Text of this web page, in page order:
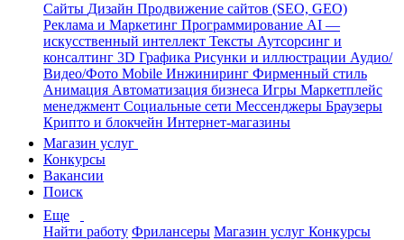
Сайты Дизайн Продвижение сайтов (SEO, GEO)
Реклама и Маркетинг Программирование AI —
искусственный интеллект Тексты Аутсорсинг и
консалтинг 3D Графика Рисунки и иллюстрации Аудио/
Видео/Фото Mobile Инжиниринг Фирменный стиль
Анимация Автоматизация бизнеса Игры Маркетплейс
менеджмент Социальные сети Мессенджеры Браузеры
Крипто и блокчейн Интернет-магазины
Магазин услуг
Конкурсы
Вакансии
Поиск
Еще
Найти работу Фрилансеры Магазин услуг Конкурсы